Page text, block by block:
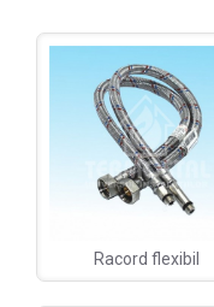
Racord flexibil